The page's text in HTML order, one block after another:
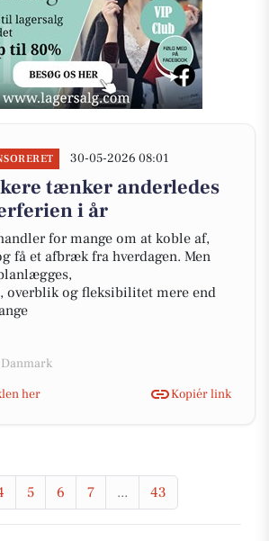
30-05-2026 08:01
tænker anderledes
i år
for mange om at koble af,
få et afbræk fra hverdagen. Men
overblik og fleksibilitet mere end
her
Kopiér link
5 6 7 ... 43